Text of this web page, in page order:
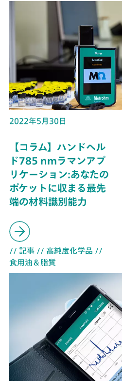
2022年5月30日
【コラム】ハンドヘル
ド785 nmラマンアプ
リケーション:あなたの
ポケットに収まる最先
端の材料識別能力
// 記事 // 高純度化学品 //
食用油＆脂質